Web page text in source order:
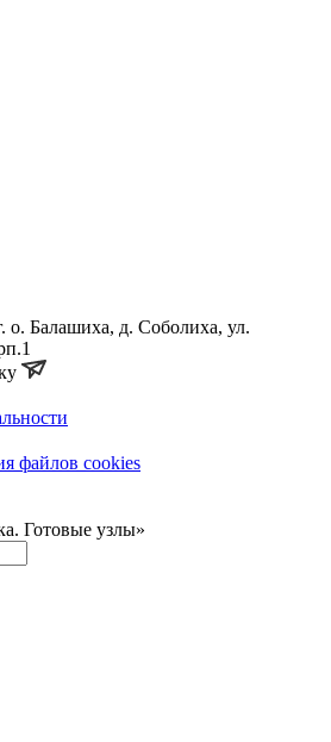
о. Балашиха, д. Соболиха, ул.
файлов cookies
Готовые узлы»